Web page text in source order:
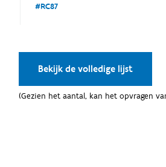
#RC87
Bekijk de volledige lijst
(Gezien het aantal, kan het opvragen